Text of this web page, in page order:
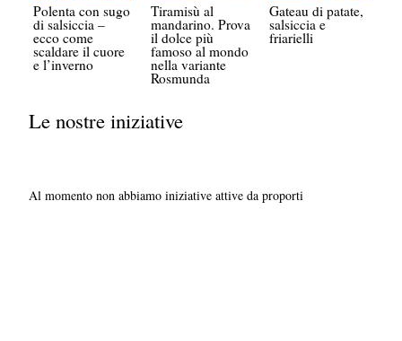
Polenta con sugo
di salsiccia –
ecco come
scaldare il cuore
e l’inverno
Tiramisù al
mandarino. Prova
il dolce più
famoso al mondo
nella variante
Rosmunda
Gateau di patate,
salsiccia e
friarielli
Le nostre iniziative
Al momento non abbiamo iniziative attive da proporti